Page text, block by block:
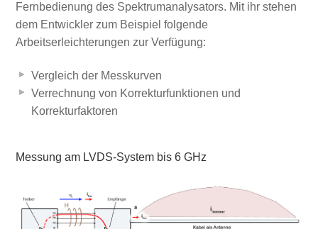
Fernbedienung des Spektrumanalysators. Mit ihr stehen
dem Entwickler zum Beispiel folgende
Arbeitserleichterungen zur Verfügung:
Vergleich der Messkurven
Verrechnung von Korrekturfunktionen und
Korrekturfaktoren
Messung am LVDS-System bis 6 GHz